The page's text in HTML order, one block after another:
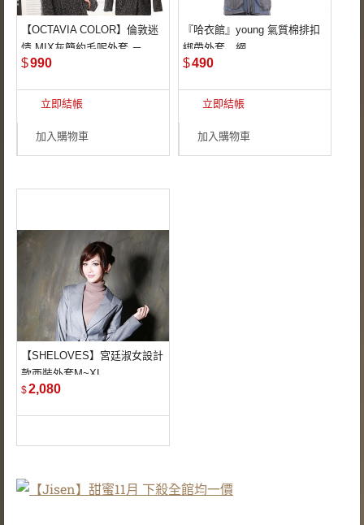
像我這麼低調的人這
最適合不過的, 因為
低調所以剪裁要好,
質感要棒外永保如新
【OCTAVIA COLOR】倫敦迷
情 MIX灰簡約毛呢外套 －
$990
立即結帳
加入購物車
◆ 外套的棉質布料透
熱
◆ 日式和風氣息,廣
『哈衣館』young 氣質棉排扣
綁帶外套＿網
$490
立即結帳
加入購物車
高貴典雅的西裝款式
更加迷人
【SHELOVES】宮廷淑女設計
款西裝外套M~XL
$2,080